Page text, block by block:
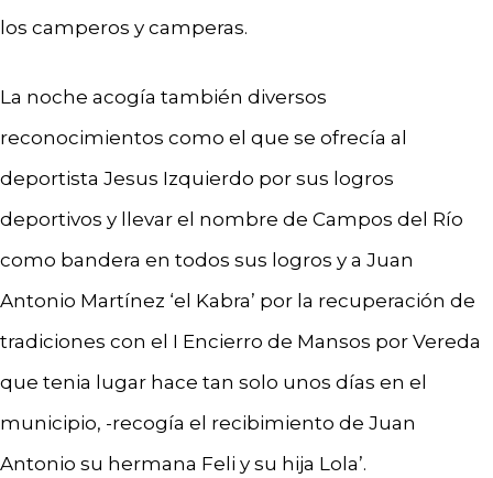
los camperos y camperas.
La noche acogía también diversos
reconocimientos como el que se ofrecía al
deportista Jesus Izquierdo por sus logros
deportivos y llevar el nombre de Campos del Río
como bandera en todos sus logros y a Juan
Antonio Martínez ‘el Kabra’ por la recuperación de
tradiciones con el I Encierro de Mansos por Vereda
que tenia lugar hace tan solo unos días en el
municipio, -recogía el recibimiento de Juan
Antonio su hermana Feli y su hija Lola’.